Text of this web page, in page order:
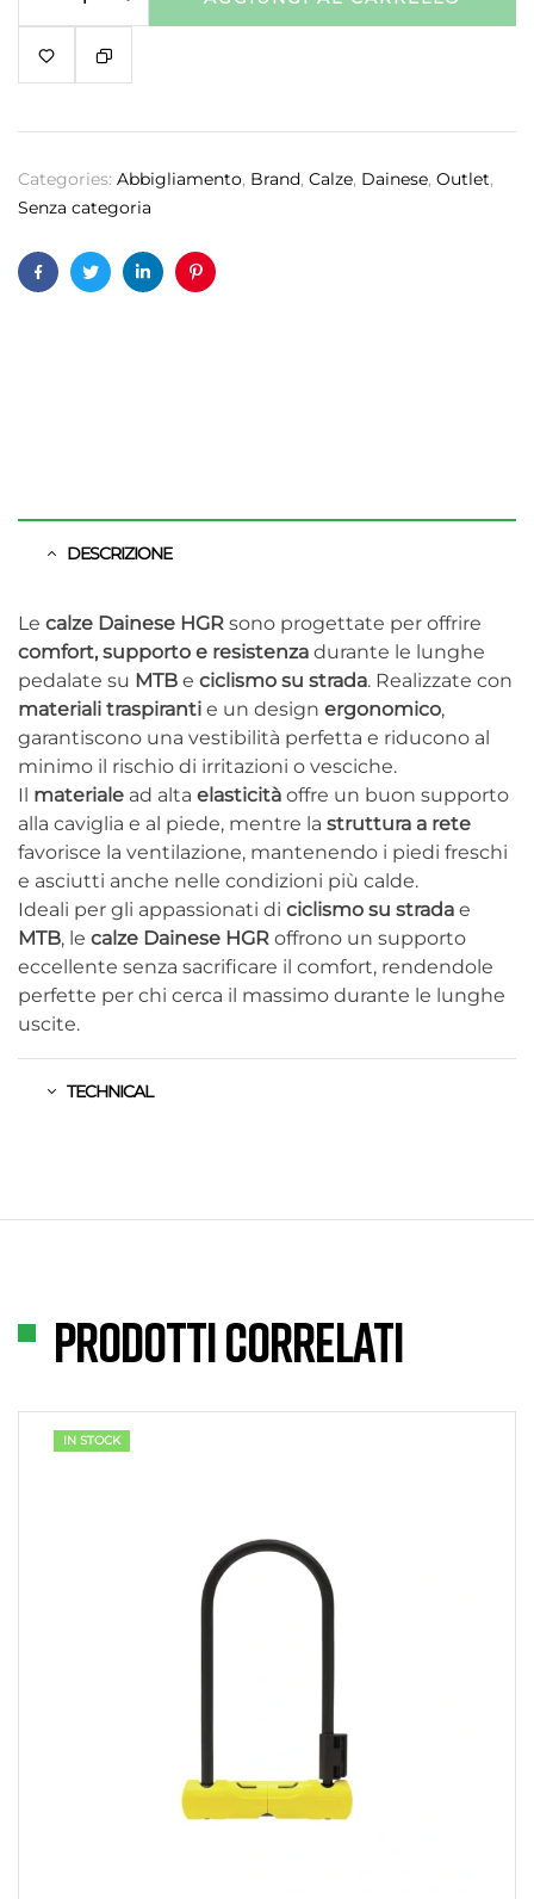
Categories: Abbigliamento, Brand, Calze, Dainese, Outlet,
Senza categoria
FacebookTwitterLinkedinPinterest
DESCRIZIONE
Le calze Dainese HGR sono progettate per offrire
comfort, supporto e resistenza durante le lunghe
pedalate su MTB e ciclismo su strada. Realizzate con
materiali traspiranti e un design ergonomico,
garantiscono una vestibilità perfetta e riducono al
minimo il rischio di irritazioni o vesciche.
Il materiale ad alta elasticità offre un buon supporto
alla caviglia e al piede, mentre la struttura a rete
favorisce la ventilazione, mantenendo i piedi freschi
e asciutti anche nelle condizioni più calde.
Ideali per gli appassionati di ciclismo su strada e
MTB, le calze Dainese HGR offrono un supporto
eccellente senza sacrificare il comfort, rendendole
perfette per chi cerca il massimo durante le lunghe
uscite.
TECHNICAL
Prodotti correlati
IN STOCK